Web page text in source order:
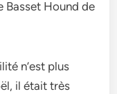
Basset Hound de
n’est plus
il était très